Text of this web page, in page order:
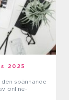
2025
spännande
online-